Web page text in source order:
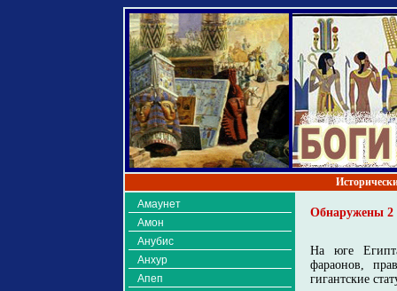
Амаунет
Амон
Анубис
Анхур
Апеп
Обнаружены 2
На юге
фараонов,
гигантские